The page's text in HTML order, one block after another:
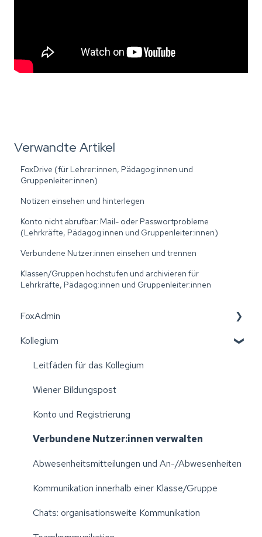
Verwandte Artikel
FoxDrive (für Lehrer:innen, Pädagog:innen und
Gruppenleiter:innen)
Notizen einsehen und hinterlegen
Konto nicht abrufbar: Mail- oder Passwortprobleme
(Lehrkräfte, Pädagog:innen und Gruppenleiter:innen)
Verbundene Nutzer:innen einsehen und trennen
Klassen/Gruppen hochstufen und archivieren für
Lehrkräfte, Pädagog:innen und Gruppenleiter:innen
FoxAdmin
Wiener Bildungspost
Erste Schritte: Aktivierung der Einrichtung
Einstellungen Ihrer Einrichtung verwalten
Excellisten erstellen
Elternvereine
Administration: Klassen/Gruppen verwalten
Administration: Kollegium verwalten
Administration: Schüler:innen/Kinder verwalten
Kollegium
Leitfäden für das Kollegium
Wiener Bildungspost
Konto und Registrierung
Verbundene Nutzer:innen verwalten
Abwesenheitsmitteilungen und An-/Abwesenheiten
Kommunikation innerhalb einer Klasse/Gruppe
Chats: organisationsweite Kommunikation